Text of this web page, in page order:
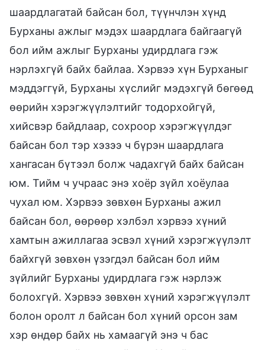
шаардлагатай байсан бол, түүнчлэн хүнд
Бурханы ажлыг мэдэх шаардлага байгаагүй
бол ийм ажлыг Бурханы удирдлага гэж
нэрлэхгүй байх байлаа. Хэрвээ хүн Бурханыг
мэддэггүй, Бурханы хүслийг мэдэхгүй бөгөөд
өөрийн хэрэгжүүлэлтийг тодорхойгүй,
хийсвэр байдлаар, сохроор хэрэгжүүлдэг
байсан бол тэр хэзээ ч бүрэн шаардлага
хангасан бүтээл болж чадахгүй байх байсан
юм. Тийм ч учраас энэ хоёр зүйл хоёулаа
чухал юм. Хэрвээ зөвхөн Бурханы ажил
байсан бол, өөрөөр хэлбэл хэрвээ хүний
хамтын ажиллагаа эсвэл хүний хэрэгжүүлэлт
байхгүй зөвхөн үзэгдэл байсан бол ийм
зүйлийг Бурханы удирдлага гэж нэрлэж
болохгүй. Хэрвээ зөвхөн хүний хэрэгжүүлэлт
болон оролт л байсан бол хүний орсон зам
хэр өндөр байх нь хамаагүй энэ ч бас